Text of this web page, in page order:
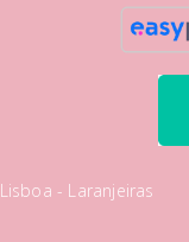
Lisboa - Laranjeiras